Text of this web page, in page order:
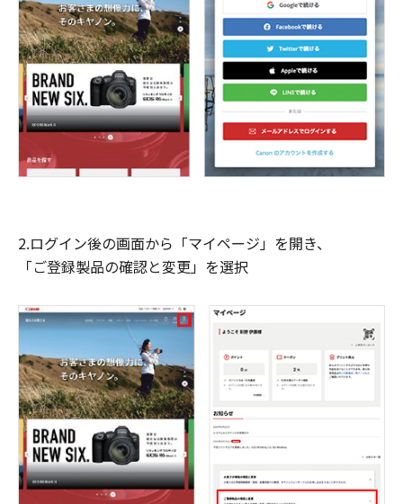
2.ログイン後の画面から「マイページ」を開き、
「ご登録製品の確認と変更」を選択